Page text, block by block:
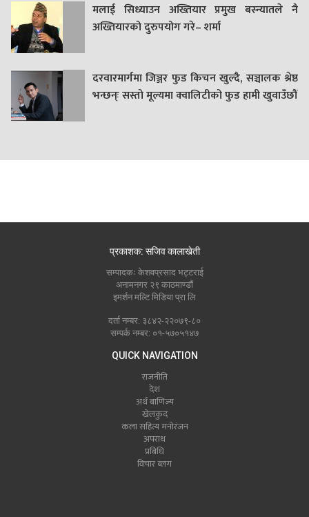
मलाई सिध्याउन अख्तियार प्रमुख बस्न्यातले नै
अख्तियारको दुरुपयोग गरे– शर्मा
दरवारमार्गमा जिञ्जर फुड किचन खुल्दै, सञ्चालक श्रेष्ठ
भन्छन्ः सस्तो मूल्यमा क्वालिटीको फुड हामी खुवाउँछौं
प्रकाशक: सजिव कालाखेती
सम्पादकः केशवप्रसाद भट्टराई
अनामनगर २९ काठमाण्डौं
इमर्शन मल्टि मिडिया प्रा लि
दर्ता नम्बर: ३८४२-२२०७९-८०
सम्पर्क नम्बर: ०१-५७०५१४७
QUICK NAVIGATION
राजनीति
देश
अर्थ बाणिज्य
खेलकुद
कला सहित्य मनोरंजन
अपराध
प्रबिधि
विचार ब्लग